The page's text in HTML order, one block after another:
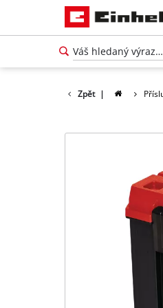
Zpět |